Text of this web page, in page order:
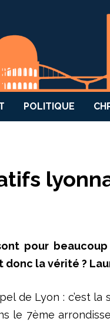
POLITIQUE
pour
donc la vérité ?
de Lyon : c’est
le 7ème